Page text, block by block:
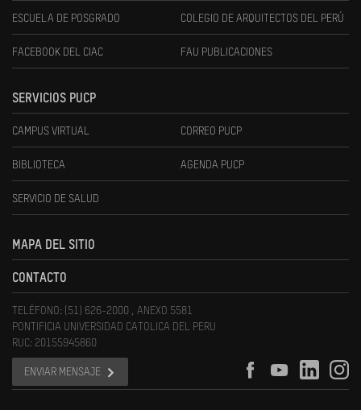
ESCUELA DE POSGRADO COLEGIO DE ARQUITECTOS DEL PERÚ
FACEBOOK DEL CIAC FAU PUBLICACIONES
SERVICIOS PUCP
CAMPUS VIRTUAL CORREO PUCP
BIBLIOTECA AGENDA PUCP
SERVICIO DE SALUD
MAPA DEL SITIO
CONTACTO
TELÉFONO: (51) 626-2000 , ANEXO 5581
PONTIFICIA UNIVERSIDAD CATOLICA DEL PERU
RUC: 20155945860
ENVIAR MENSAJE